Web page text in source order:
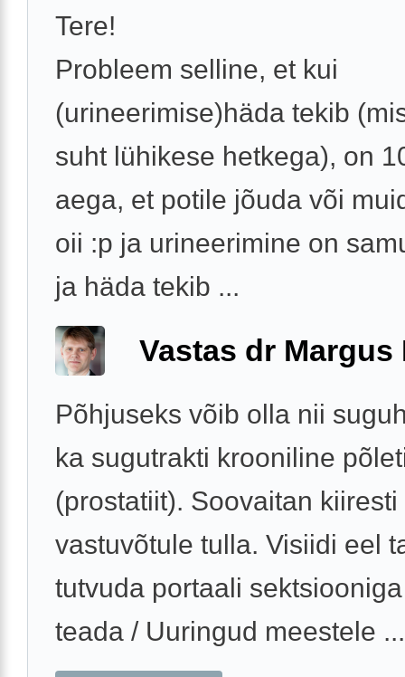
Tere!
Probleem selline, et kui
(urineerimise)häda tekib
suht lühikese hetkega), on
aega, et potile jõuda või
oii :p ja urineerimine on
ja häda tekib ...
Vastas dr Margus
Põhjuseks võib olla nii
ka sugutrakti krooniline
(prostatiit). Soovaitan kiiresti
vastuvõtule tulla. Visiidi eel
tutvuda portaali
teada / Uuringud meestele ...